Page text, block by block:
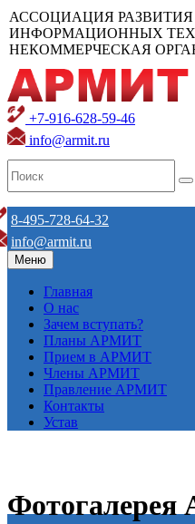
АССОЦИАЦИЯ
ИНФОРМАЦИОННЫХ
НЕКОММЕРЧЕСКАЯ
+7-916-628-59-46
info@armit.ru
8-495-728-64-32
info@armit.ru
Меню
Главная
О нас
Зачем вступать?
Планы АРМИТ
Прием в АРМИТ
Члены АРМИТ
Правление АРМИТ
Контакты
Устав